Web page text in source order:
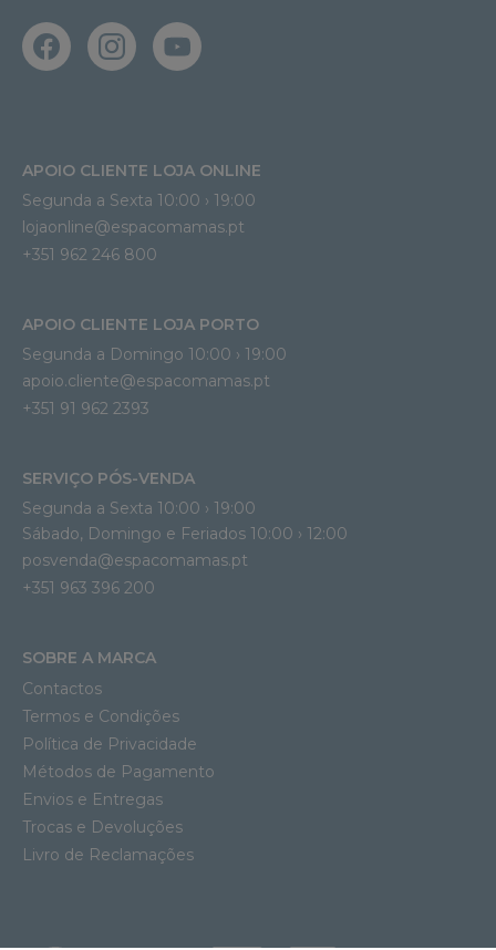
APOIO CLIENTE LOJA ONLINE
Segunda a Sexta 10:00 › 19:00
lojaonline@espacomamas.pt
+351 962 246 800
APOIO CLIENTE LOJA PORTO
Segunda a Domingo 10:00 › 19:00
apoio.cliente@espacomamas.pt
+351 91 962 2393
SERVIÇO PÓS-VENDA
Segunda a Sexta 10:00 › 19:00
Sábado, Domingo e Feriados 10:00 › 12:00
posvenda@espacomamas.pt
+351 963 396 200
SOBRE A MARCA
Contactos
Termos e Condições
Política de Privacidade
Métodos de Pagamento
Envios e Entregas
Trocas e Devoluções
Livro de Reclamações